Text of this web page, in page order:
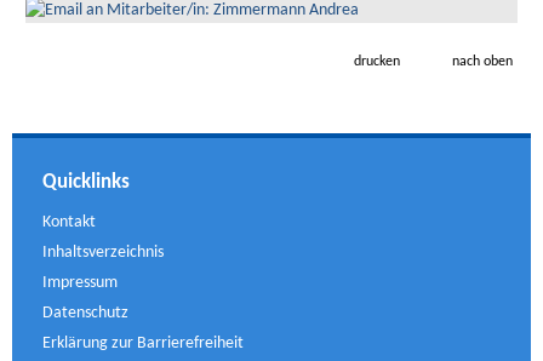
drucken nach oben
Quicklinks
Kontakt
Inhaltsverzeichnis
Impressum
Datenschutz
Erklärung zur Barrierefreiheit